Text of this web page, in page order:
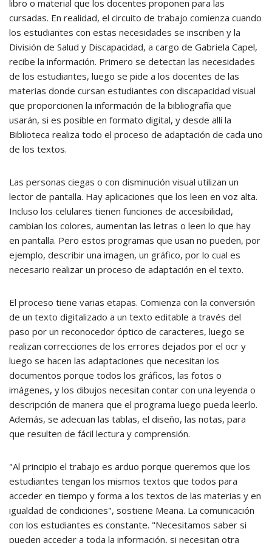
libro o material que los docentes proponen para las
cursadas. En realidad, el circuito de trabajo comienza cuando
los estudiantes con estas necesidades se inscriben y la
División de Salud y Discapacidad, a cargo de Gabriela Capel,
recibe la información. Primero se detectan las necesidades
de los estudiantes, luego se pide a los docentes de las
materias donde cursan estudiantes con discapacidad visual
que proporcionen la información de la bibliografía que
usarán, si es posible en formato digital, y desde allí la
Biblioteca realiza todo el proceso de adaptación de cada uno
de los textos.
Las personas ciegas o con disminución visual utilizan un
lector de pantalla. Hay aplicaciones que los leen en voz alta.
Incluso los celulares tienen funciones de accesibilidad,
cambian los colores, aumentan las letras o leen lo que hay
en pantalla. Pero estos programas que usan no pueden, por
ejemplo, describir una imagen, un gráfico, por lo cual es
necesario realizar un proceso de adaptación en el texto.
El proceso tiene varias etapas. Comienza con la conversión
de un texto digitalizado a un texto editable a través del
paso por un reconocedor óptico de caracteres, luego se
realizan correcciones de los errores dejados por el ocr y
luego se hacen las adaptaciones que necesitan los
documentos porque todos los gráficos, las fotos o
imágenes, y los dibujos necesitan contar con una leyenda o
descripción de manera que el programa luego pueda leerlo.
Además, se adecuan las tablas, el diseño, las notas, para
que resulten de fácil lectura y comprensión.
"Al principio el trabajo es arduo porque queremos que los
estudiantes tengan los mismos textos que todos para
acceder en tiempo y forma a los textos de las materias y en
igualdad de condiciones", sostiene Meana. La comunicación
con los estudiantes es constante. "Necesitamos saber si
pueden acceder a toda la información, si necesitan otra